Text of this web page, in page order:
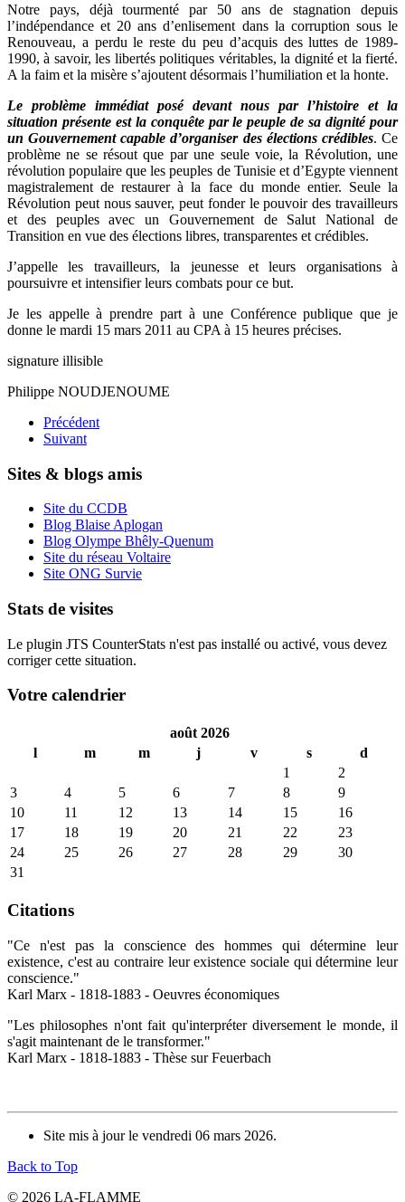
Notre pays, déjà tourmenté par 50 ans de stagnation depuis
l’indépendance et 20 ans d’enlisement dans la corruption sous le
Renouveau, a perdu le reste du peu d’acquis des luttes de 1989-
1990, à savoir, les libertés politiques véritables, la dignité et la fierté.
A la faim et la misère s’ajoutent désormais l’humiliation et la honte.
Le problème immédiat posé devant nous par l’histoire et la
situation présente est la conquête par le peuple de sa dignité pour
un Gouvernement capable d’organiser des élections crédibles. Ce
problème ne se résout que par une seule voie, la Révolution, une
révolution populaire que les peuples de Tunisie et d’Egypte viennent
magistralement de restaurer à la face du monde entier. Seule la
Révolution peut nous sauver, peut fonder le pouvoir des travailleurs
et des peuples avec un Gouvernement de Salut National de
Transition en vue des élections libres, transparentes et crédibles.
J’appelle les travailleurs, la jeunesse et leurs organisations à
poursuivre et intensifier leurs combats pour ce but.
Je les appelle à prendre part à une Conférence publique que je
donne le mardi 15 mars 2011 au CPA à 15 heures précises.
signature illisible
Philippe NOUDJENOUME
Précédent
Suivant
Sites & blogs amis
Site du CCDB
Blog Blaise Aplogan
Blog Olympe Bhêly-Quenum
Site du réseau Voltaire
Site ONG Survie
Stats de visites
Le plugin JTS CounterStats n'est pas installé ou activé, vous devez
corriger cette situation.
Votre calendrier
août 2026
l
m m j v s
d
1
2
3
4 5 6 7 8
9
10
11 12 13 14 15
16
17
18 19 20 21 22
23
24
25 26 27 28 29
30
31
Citations
"Ce n'est pas la conscience des hommes qui détermine leur
existence, c'est au contraire leur existence sociale qui détermine leur
conscience."
Karl Marx - 1818-1883 - Oeuvres économiques
"Les philosophes n'ont fait qu'interpréter diversement le monde, il
s'agit maintenant de le transformer."
Karl Marx - 1818-1883 - Thèse sur Feuerbach
Site mis à jour le vendredi 06 mars 2026.
Back to Top
© 2026 LA-FLAMME